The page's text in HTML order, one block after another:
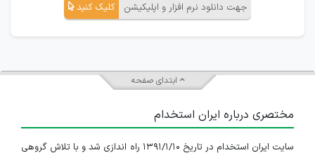
جهت دانلود نرم افزار و اپلیکیشن کلیک کنید
ابتدای صفحه
مختصری درباره ایران استخدام
سایت ایران استخدام در تاریخ ۱۳۹۱/۱/۱۰ راه اندازی شد و با تلاش گروهی